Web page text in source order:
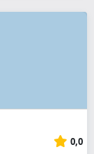
0,0